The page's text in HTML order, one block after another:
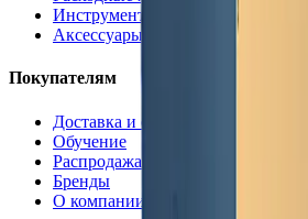
Инструменты
Аксессуары
Покупателям
Доставка и оплата
Обучение
Распродажа
Бренды
О компании